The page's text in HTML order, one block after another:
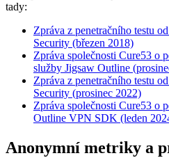
tady:
Zpráva z penetračního testu
Security (březen 2018)
Zpráva společnosti Cure53 o
služby Jigsaw Outline
Zpráva z penetračního testu
Security (prosinec 2022)
Zpráva společnosti Cure53 o
Outline VPN SDK (leden
Anonymní metriky a